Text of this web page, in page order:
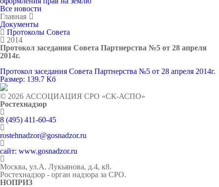
Все новости
Главная
Документы
Протоколы Совета
2014
Протокол заседания Совета Партнерства №5 от 28 апреля
2014г.
Протокол заседания Совета Партнерства №5 от 28 апреля 2014г.
Размер: 139.7 Кб
© 2026 АССОЦИАЦИЯ СРО «СК-АСПО»
Ростехнадзор
8 (495) 411-60-45
rostehnadzor@gosnadzor.ru
сайт: www.gosnadzor.ru
Москва, ул.А. Лукьянова, д.4, к8.
Ростехнадзор - орган надзора за СРО.
НОПРИЗ